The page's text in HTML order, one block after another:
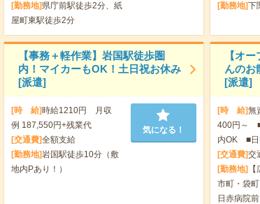
[勤務地] 県庁前駅徒歩2分、紙
屋町東駅徒歩2分
[勤務地]下
【事務＋軽作業】岩国駅徒歩圏
内！マイカーもOK！土日祝お休み
[派遣]
[時 給]時給1210円 月収
例 187,550円+残業代
[交通費]全額支給
[勤務地]岩国駅徒歩10分（敷
地内Pあり！）
気になる！
【オ
んのお
[派遣]
[時 給]無
400円～
内OK ■日
[交通費]交
[勤務地]
市町・袋
日赤病院